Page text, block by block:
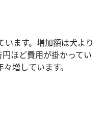
ます。増加額は犬より
ほど費用が掛かってい
増しています。